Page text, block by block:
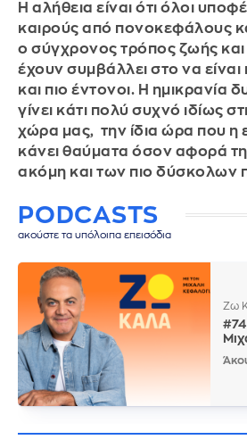
Η αλήθεια είναι ότι όλοι
καιρούς από πονοκεφάλους
ο σύγχρονος τρόπος ζωής και
έχουν συμβάλλει στο να είναι
και πιο έντονοι. Η ημικρανία
γίνει κάτι πολύ συχνό ιδίως
χώρα μας, την ίδια ώρα που η
κάνει θαύματα όσον αφορά
ακόμη και των πιο δύσκολων
PODCASTS
ακούστε τα υπόλοιπα επεισόδια
Ζω